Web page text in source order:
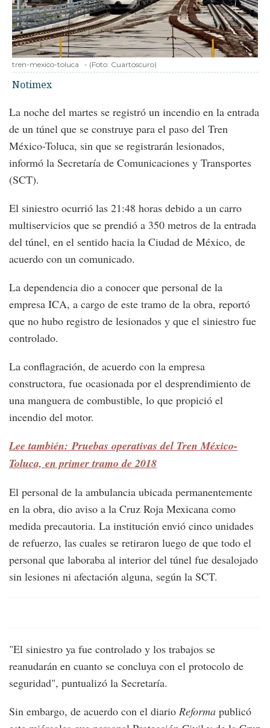
tren-mexico-toluca - (Foto: Cuartoscuro)
Notimex
La noche del martes se registró un incendio en la entrada
de un túnel que se construye para el paso del Tren
México-Toluca, sin que se registrarán lesionados,
informó la Secretaría de Comunicaciones y Transportes
(SCT).
El siniestro ocurrió las 21:48 horas debido a un carro
multiservicios que se prendió a 350 metros de la entrada
del túnel, en el sentido hacia la Ciudad de México, de
acuerdo con un comunicado.
La dependencia dio a conocer que personal de la
empresa ICA, a cargo de este tramo de la obra, reportó
que no hubo registro de lesionados y que el siniestro fue
controlado.
La conflagración, de acuerdo con la empresa
constructora, fue ocasionada por el desprendimiento de
una manguera de combustible, lo que propició el
incendio del motor.
Lee también: Pruebas operativas del Tren México-
Toluca, en primer tramo de 2018
El personal de la ambulancia ubicada permanentemente
en la obra, dio aviso a la Cruz Roja Mexicana como
medida precautoria. La institución envió cinco unidades
de refuerzo, las cuales se retiraron luego de que todo el
personal que laboraba al interior del túnel fue desalojado
sin lesiones ni afectación alguna, según la SCT.
"El siniestro ya fue controlado y los trabajos se
reanudarán en cuanto se concluya con el protocolo de
seguridad", puntualizó la Secretaría.
Sin embargo, de acuerdo con el diario Reforma publicó